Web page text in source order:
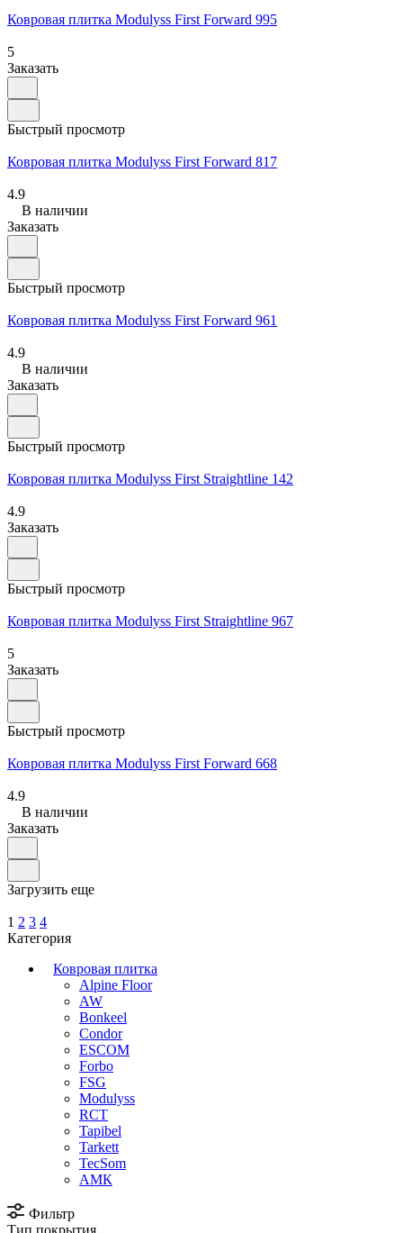
Ковровая плитка Modulyss First Forward 995
5
Заказать
Быстрый просмотр
Ковровая плитка Modulyss First Forward 817
4.9
В наличии
Заказать
Быстрый просмотр
Ковровая плитка Modulyss First Forward 961
4.9
В наличии
Заказать
Быстрый просмотр
Ковровая плитка Modulyss First Straightline 142
4.9
Заказать
Быстрый просмотр
Ковровая плитка Modulyss First Straightline 967
5
Заказать
Быстрый просмотр
Ковровая плитка Modulyss First Forward 668
4.9
В наличии
Заказать
Загрузить еще
1 2 3 4
Категория
Ковровая плитка
Alpine Floor
AW
Bonkeel
Condor
ESCOM
Forbo
FSG
Modulyss
RCT
Tapibel
Tarkett
TecSom
АМК
Фильтр
Тип покрытия